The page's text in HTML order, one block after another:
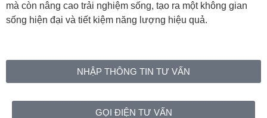
mà còn nâng cao trải nghiệm sống, tạo ra một không gian
sống hiện đại và tiết kiệm năng lượng hiệu quả.
NHẬP THÔNG TIN TƯ VẤN
GỌI ĐIỆN TƯ VẤN